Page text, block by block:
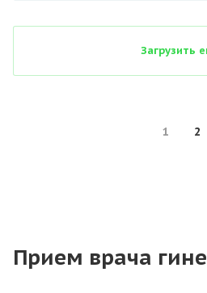
Загрузить
1 2
Прием врача